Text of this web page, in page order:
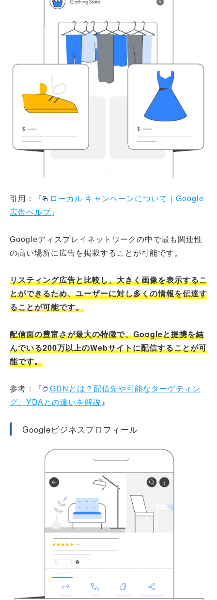
引用：『
ローカル キャンペーンについて｜Google
広告ヘルプ』
Googleディスプレイネットワークの中で最も関連性
の高い場所に広告を掲載することが可能です。
リスティング広告と比較し、大きく画像を表示するこ
とができるため、ユーザーに対し多くの情報を伝達す
ることが可能です。
配信面の豊富さが最大の特徴で、Googleと提携を結
んでいる200万以上のWebサイトに配信することが可
能です。
参考：『
GDNとは？配信先や可能なターゲティン
グ、YDAとの違いを解説』
Googleビジネスプロフィール